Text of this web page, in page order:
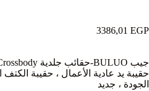
3386,01 EGP
حقيبة يد عادية الأعمال ، حقيبة الكتف
الجودة ، جديد